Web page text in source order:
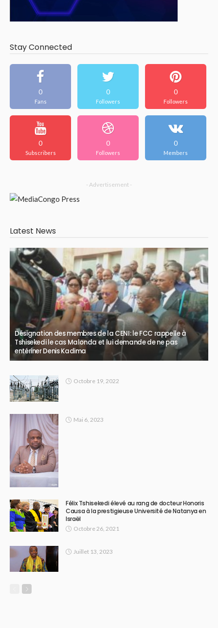
Stay Connected
0
Fans
0
Followers
0
Followers
0
Subscribers
0
Followers
0
Members
- Advertisement -
Latest News
Désignation des membres de la CENI: le FCC rappelle à
Tshisekedi le cas Malonda et lui demande de ne pas
entériner Denis Kadima
Octobre 19, 2022
Mai 6, 2023
Félix Tshisekedi élevé au rang de docteur Honoris
Causa à la prestigieuse Université de Natanya en
Israël
Octobre 26, 2021
Juillet 13, 2023